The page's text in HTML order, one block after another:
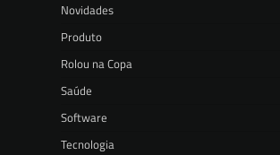
Novidades
Produto
Rolou na Copa
Saúde
Software
Tecnologia